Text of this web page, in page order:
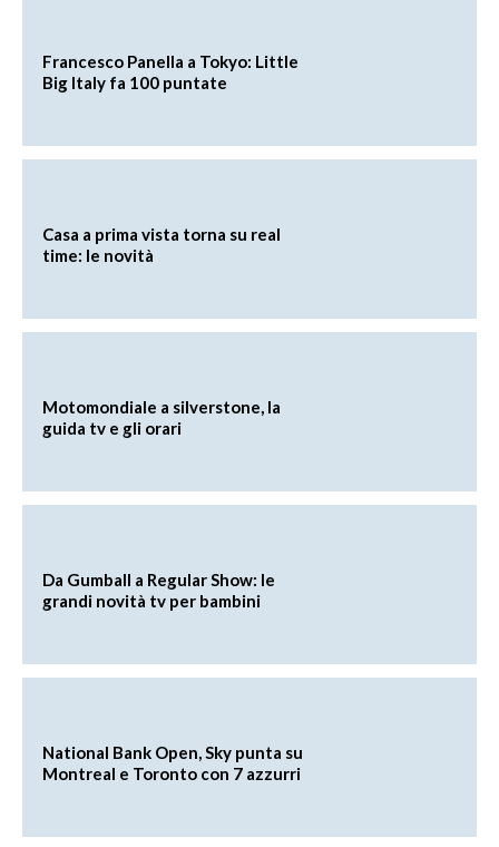
Francesco Panella a Tokyo: Little
Big Italy fa 100 puntate
Casa a prima vista torna su real
time: le novità
Motomondiale a silverstone, la
guida tv e gli orari
Da Gumball a Regular Show: le
grandi novità tv per bambini
National Bank Open, Sky punta su
Montreal e Toronto con 7 azzurri